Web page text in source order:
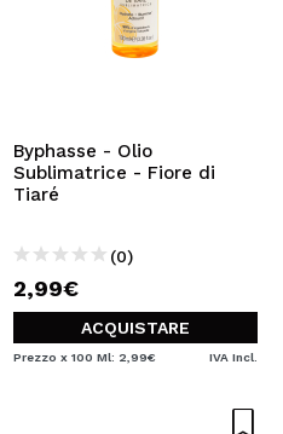
Byphasse - Olio
Sublimatrice - Fiore di
Tiaré
(0)
2,99€
ACQUISTARE
Prezzo x 100 Ml: 2,99€ IVA Incl.